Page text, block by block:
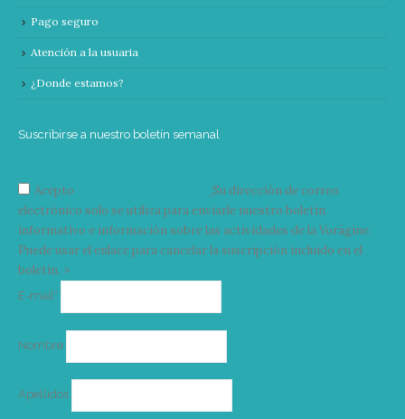
Pago seguro
Atención a la usuaria
¿Donde estamos?
Suscribirse a nuestro boletín semanal
Acepto
Su dirección de correo
electrónico solo se utiliza para enviarle nuestro boletín
informativo e información sobre las actividades de la Vorágine.
Puede usar el enlace para cancelar la suscripción incluido en el
boletín. >
E-mail*
Nombre
Apellidos